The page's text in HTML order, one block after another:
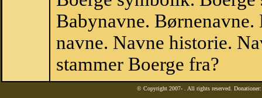
Babynavne.
navne. Navne historie.
stammer Boerge fra?
© Copyright 2007- . All rights reserved.